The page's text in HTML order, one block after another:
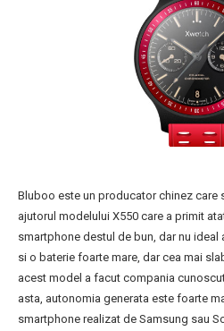
Bluboo este un producator chinez care
ajutorul modelului X550 care a primit
smartphone destul de bun, dar nu ideal
si o baterie foarte mare, dar cea mai
acest model a facut compania
asta, autonomia generata este foarte
smartphone realizat de Samsung sau